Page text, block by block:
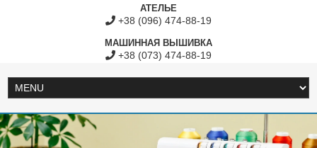
АТЕЛЬЕ
+38 (096) 474-88-19
МАШИННАЯ ВЫШИВКА
+38 (073) 474-88-19